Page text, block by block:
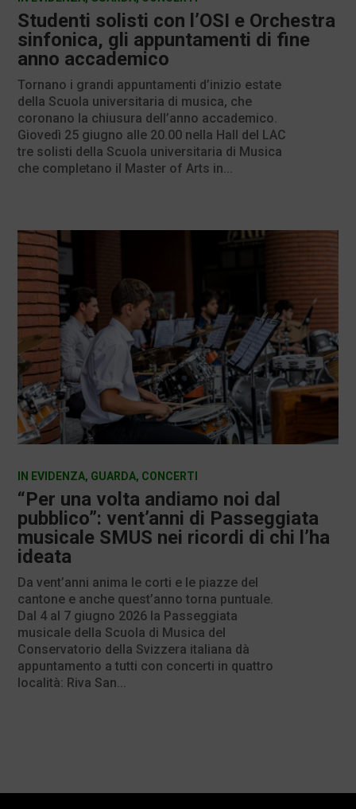
Studenti solisti con l’OSI e Orchestra
sinfonica, gli appuntamenti di fine
anno accademico
Tornano i grandi appuntamenti d’inizio estate
della Scuola universitaria di musica, che
coronano la chiusura dell’anno accademico.
Giovedì 25 giugno alle 20.00 nella Hall del LAC
tre solisti della Scuola universitaria di Musica
che completano il Master of Arts in...
“Per una volta andiamo noi dal
pubblico”: vent’anni di Passeggiata
musicale SMUS nei ricordi di chi l’ha
ideata
IN EVIDENZA, GUARDA, CONCERTI
Da vent’anni anima le corti e le piazze del
cantone e anche quest’anno torna puntuale.
Dal 4 al 7 giugno 2026 la Passeggiata
musicale della Scuola di Musica del
Conservatorio della Svizzera italiana dà
appuntamento a tutti con concerti in quattro
località: Riva San...